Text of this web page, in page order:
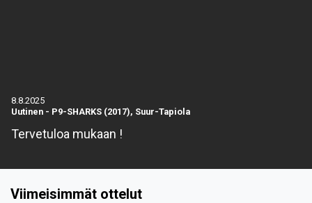
8.8.2025
Uutinen - P9-SHARKS (2017), Suur-Tapiola
Tervetuloa mukaan !
Viimeisimmät ottelut